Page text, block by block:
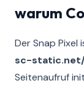
warum
Der Snap
sc-
Seitenaufruf